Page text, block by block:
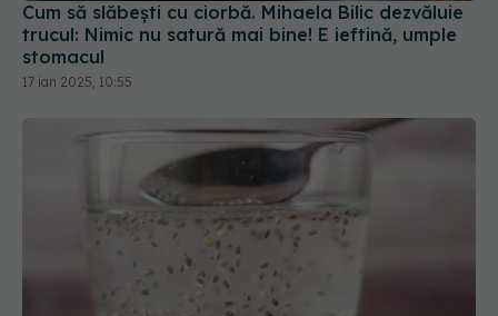
Cum să slăbești cu ciorbă. Mihaela Bilic dezvăluie
trucul: Nimic nu satură mai bine! E ieftină, umple
stomacul
17 ian 2025, 10:55